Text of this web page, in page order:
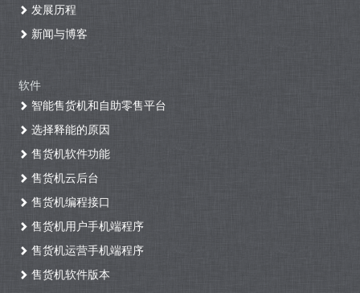
发展历程
新闻与博客
软件
智能售货机和自助零售平台
选择释能的原因
售货机软件功能
售货机云后台
售货机编程接口
售货机用户手机端程序
售货机运营手机端程序
售货机软件版本